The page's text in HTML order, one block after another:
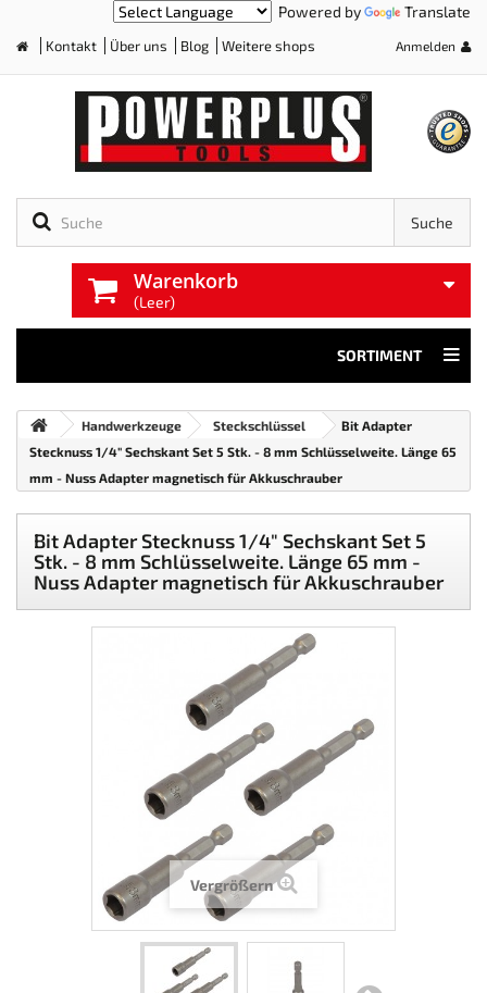
Powered by Translate
Kontakt Über uns Blog Weitere shops Anmelden
Suche
Warenkorb
(Leer)
SORTIMENT
Handwerkzeuge Steckschlüssel
Bit Adapter
Stecknuss 1/4" Sechskant Set 5 Stk. - 8 mm Schlüsselweite. Länge 65
mm - Nuss Adapter magnetisch für Akkuschrauber
Bit Adapter Stecknuss 1/4" Sechskant Set 5
Stk. - 8 mm Schlüsselweite. Länge 65 mm -
Nuss Adapter magnetisch für Akkuschrauber
Vergrößern